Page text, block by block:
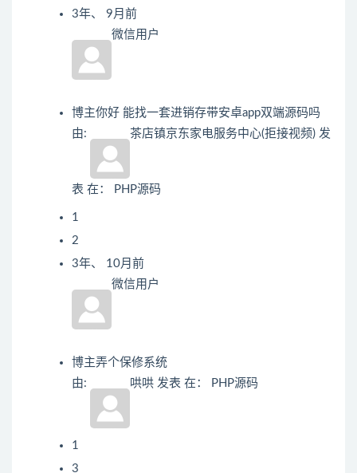
3年、 9月前
微信用户
博主你好 能找一套进销存带安卓app双端源码吗
由:
茶店镇京东家电服务中心(拒接视频) 发
表 在： PHP源码
1
2
3年、 10月前
微信用户
博主弄个保修系统
由:
哄哄 发表 在： PHP源码
1
3